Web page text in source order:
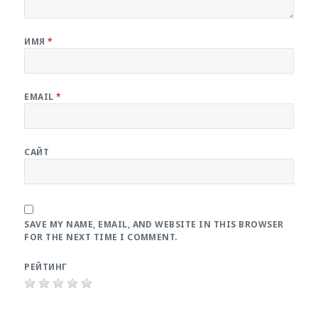
ИМЯ*
EMAIL*
САЙТ
SAVE MY NAME, EMAIL, AND WEBSITE IN THIS BROWSER
FOR THE NEXT TIME I COMMENT.
РЕЙТИНГ